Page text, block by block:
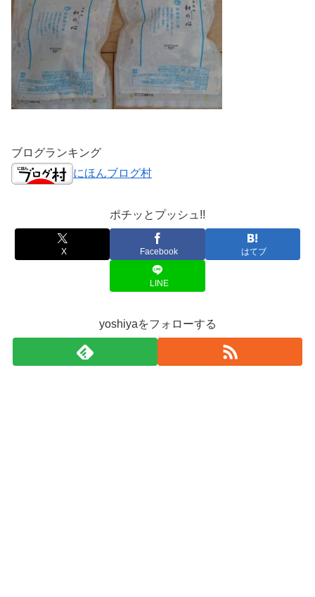
ブログランキング
にほんブログ村
ポチッとプッシュ!!
X Facebook はてブ
LINE
yoshiyaをフォローする